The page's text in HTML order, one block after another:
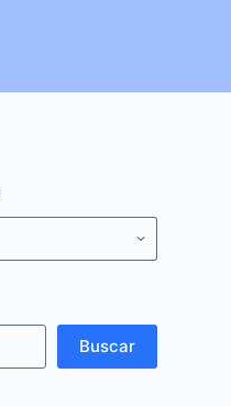
Buscar